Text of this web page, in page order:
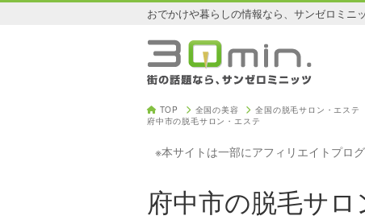
おでかけや暮らしの情報なら、サンゼロミニ
TOP 全国の美容 全国の脱毛サロン・エステ
府中市の脱毛サロン・エステ
※本サイトは一部にアフィリエイトプロ
府中市の脱毛サ